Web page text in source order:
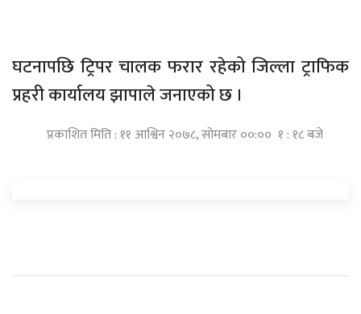
घटनापछि ट्रिपर चालक फरार रहेको जिल्ला ट्राफिक
प्रहरी कार्यालय झापाले जनाएको छ ।
प्रकाशित मिति : ११ आश्विन २०७८, सोमबार ००:०० १ : १८ बजे